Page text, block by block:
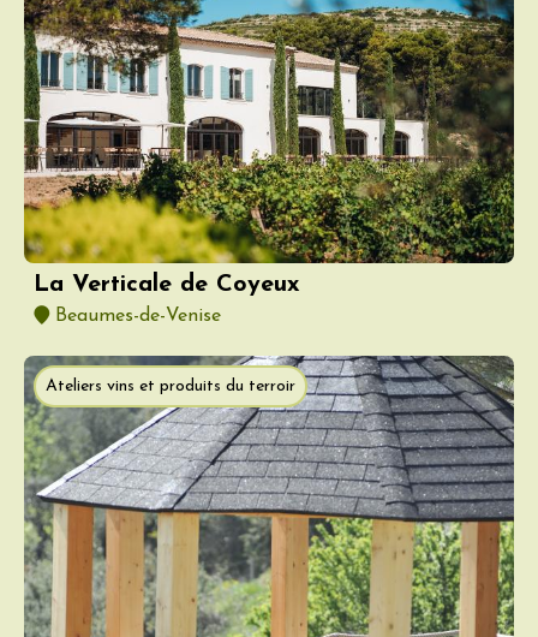
La Verticale de Coyeux
Beaumes-de-Venise
Ateliers vins et produits du terroir